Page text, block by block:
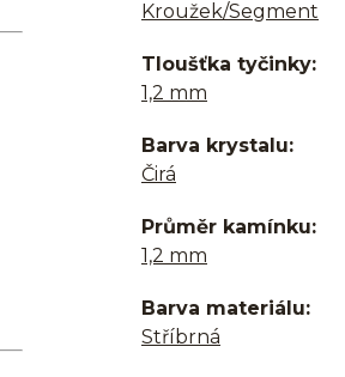
Kroužek/Segment
Tloušťka tyčinky
1,2 mm
Barva krystalu
Čirá
Průměr kamínku
1,2 mm
Barva materiálu
Stříbrná